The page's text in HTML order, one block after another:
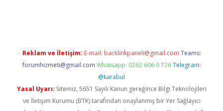
Reklam ve İletişim: E-mail: backlinkpaneli@gmail.com Teams:
forumhizmeti@gmail.com Whatsapp: 0262 606 0 726 Telegram:
@karabul
Yasal Uyarı: Sitemiz, 5651 Sayılı Kanun gereğince Bilgi Teknolojileri
ve İletişim Kurumu (BTK) tarafından onaylanmış bir Yer Sağlayıcı